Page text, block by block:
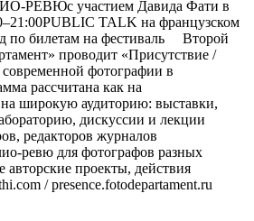
РЕВЮс участием Давида Фати в
TALK на французском
по билетам на фестиваль Второй
проводит «Присутствие /
фотографии в
рассчитана как на
широкую аудиторию: выставки,
дискуссии и лекции
редакторов журналов
ревю для фотографов разных
проекты, действия
/ presence.fotodepartament.ru